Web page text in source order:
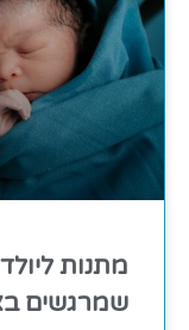
מתנות
שמרגשים